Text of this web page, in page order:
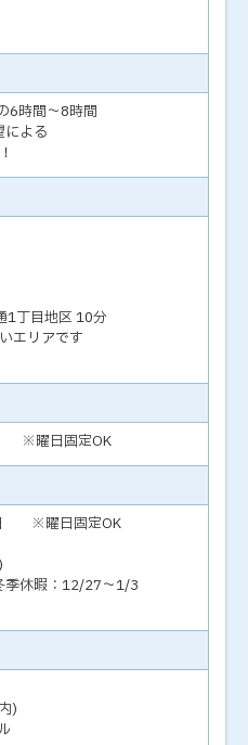
6時間～8時間
よる
丁目地区 10分
エリアです
※曜日固定OK
日 ※曜日固定OK
休暇：12/27～1/3
)